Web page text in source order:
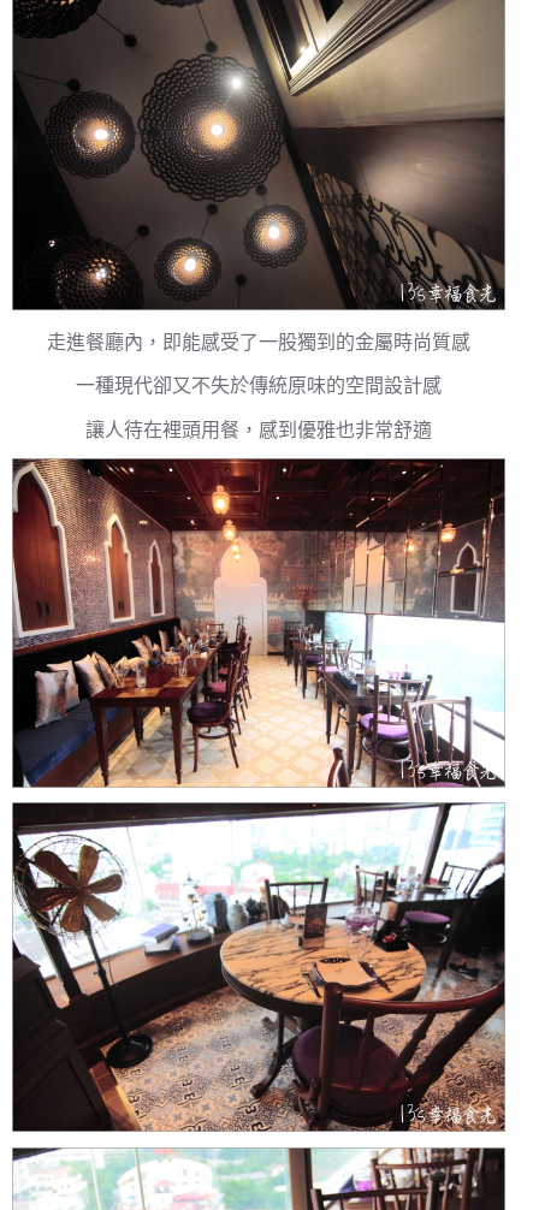
走進餐廳內，即能感受了一股獨到的金屬時尚質感
一種現代卻又不失於傳統原味的空間設計感
讓人待在裡頭用餐，感到優雅也非常舒適